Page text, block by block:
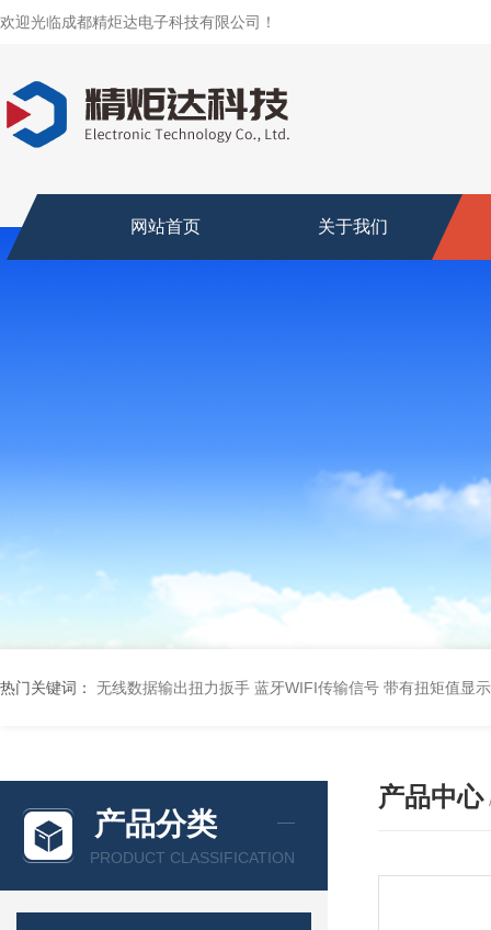
欢迎光临成都精炬达电子科技有限公司！
网站首页 关于我们
热门关键词： 无线数据输出扭力扳手 蓝牙WIFI传输信号 带有扭矩值显
产品分类
PRODUCT CLASSIFICATION
产品中心